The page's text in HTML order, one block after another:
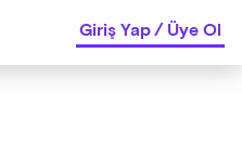
Giriş Yap/Üye Ol